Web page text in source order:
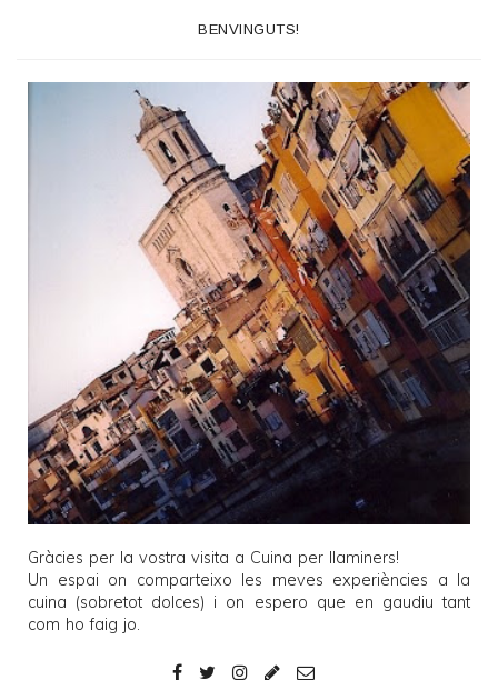
BENVINGUTS!
Gràcies per la vostra visita a Cuina per llaminers!
Un espai on comparteixo les meves experiències a la
cuina (sobretot dolces) i on espero que en gaudiu tant
com ho faig jo.